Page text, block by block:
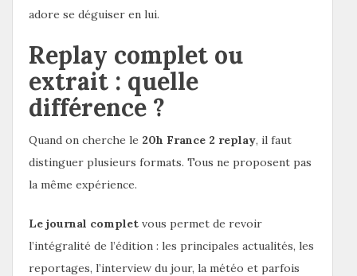
adore se déguiser en lui.
Replay complet ou
extrait : quelle
différence ?
Quand on cherche le 20h France 2 replay, il faut
distinguer plusieurs formats. Tous ne proposent pas
la même expérience.
Le journal complet vous permet de revoir
l’intégralité de l’édition : les principales actualités, les
reportages, l’interview du jour, la météo et parfois